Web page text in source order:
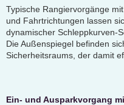
Typische Rangiervorgänge
und Fahrtrichtungen lassen
dynamischer Schleppkurven-
Die Außenspiegel befinden
Sicherheitsraums, der damit
Ein- und Ausparkvorgang